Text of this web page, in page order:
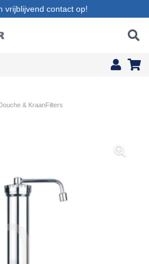
vrijblijvend contact op!
Douche & KraanFilters